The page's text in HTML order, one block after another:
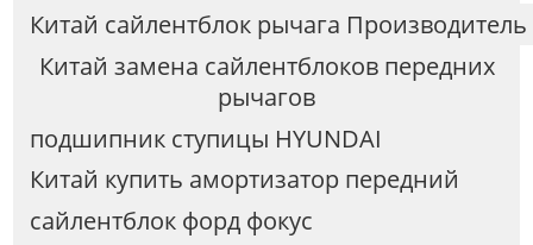
Китай сайлентблок рычага Производитель
Китай замена сайлентблоков передних
рычагов
подшипник ступицы HYUNDAI
Китай купить амортизатор передний
сайлентблок форд фокус